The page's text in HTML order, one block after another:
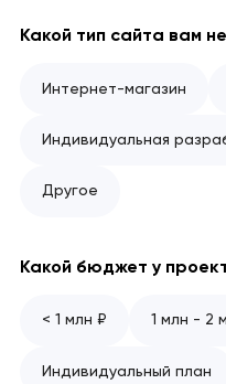
Какой тип сайта вам
Интернет-магазин
Индивидуальная
Другое
Какой бюджет у
< 1 млн ₽ 1 млн - 2
Индивидуальный план